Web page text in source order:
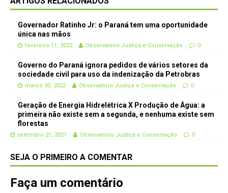
Governador Ratinho Jr: o Paraná tem uma oportunidade
única nas mãos
fevereiro 11, 2022 Observatório Justiça e Conservação 0
Governo do Paraná ignora pedidos de vários setores da
sociedade civil para uso da indenização da Petrobras
março 30, 2022 Observatório Justiça e Conservação 0
Geração de Energia Hidrelétrica X Produção de Água: a
primeira não existe sem a segunda, e nenhuma existe sem
florestas
setembro 21, 2021 Observatório Justiça e Conservação 0
SEJA O PRIMEIRO A COMENTAR
Faça um comentário